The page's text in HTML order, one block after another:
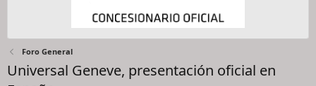
Foro General
Universal Geneve, presentación oficial en